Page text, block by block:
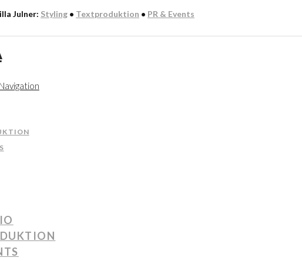
Julner: Styling • Textproduktion • PR & Events
Navigation